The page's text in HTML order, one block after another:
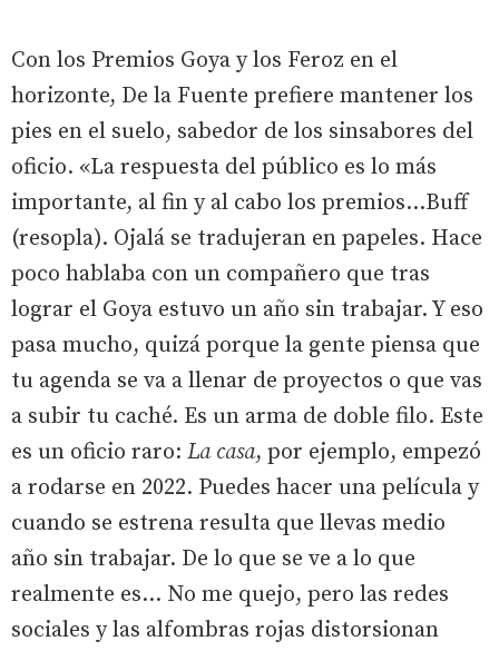
Con los Premios Goya y los Feroz en el
horizonte, De la Fuente prefiere mantener los
pies en el suelo, sabedor de los sinsabores del
oficio. «La respuesta del público es lo más
importante, al fin y al cabo los premios...Buff
(resopla). Ojalá se tradujeran en papeles. Hace
poco hablaba con un compañero que tras
lograr el Goya estuvo un año sin trabajar. Y eso
pasa mucho, quizá porque la gente piensa que
tu agenda se va a llenar de proyectos o que vas
a subir tu caché. Es un arma de doble filo. Este
es un oficio raro: La casa, por ejemplo, empezó
a rodarse en 2022. Puedes hacer una película y
cuando se estrena resulta que llevas medio
año sin trabajar. De lo que se ve a lo que
realmente es... No me quejo, pero las redes
sociales y las alfombras rojas distorsionan